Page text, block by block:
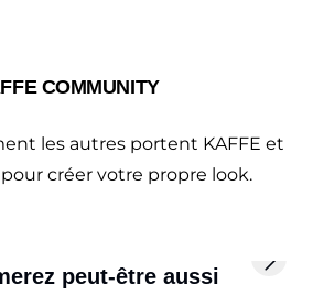
COMMUNITY
les autres portent KAFFE et
créer votre propre look.
peut-être aussi
-30%
Next